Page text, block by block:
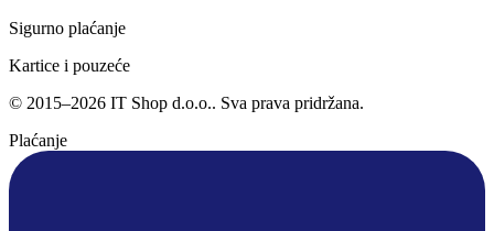
Sigurno plaćanje
Kartice i pouzeće
© 2015–2026 IT Shop d.o.o.. Sva prava pridržana.
Plaćanje